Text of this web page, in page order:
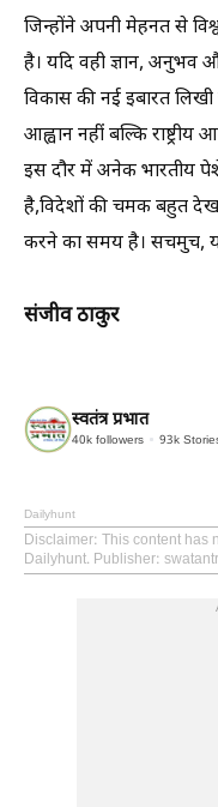
जिन्होंने अपनी मेहनत से
है। यदि वही ज्ञान, अनुभव
विकास की नई इबारत
आह्वान नहीं बल्कि
इस दौर में अनेक भारतीय
है,विदेशों की चमक बहुत
करने का समय है। सचमुच,
संजीव ठाकुर
स्वतंत्र प्रभात
40k followers 93k
Dailyhunt
Disclaimer: This content has
Dailyhunt. Publisher: